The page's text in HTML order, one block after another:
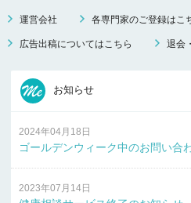
運営会社 各専門家のご登録はこ
広告出稿についてはこちら 退会
お知らせ
2024年04月18日
ゴールデンウィーク中のお問い合
2023年07月14日